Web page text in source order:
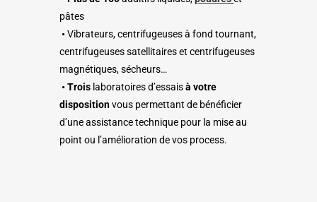
pâtes
•Vibrateurs, centrifugeuses à fond tournant,
centrifugeuses satellitaireset centrifugeuses
magnétiques, sécheurs…
• Trois laboratoires d’essaisà votre
dispositionvous permettant de bénéficier
d’une assistance technique pour la mise au
point ou l’amélioration de vos process.